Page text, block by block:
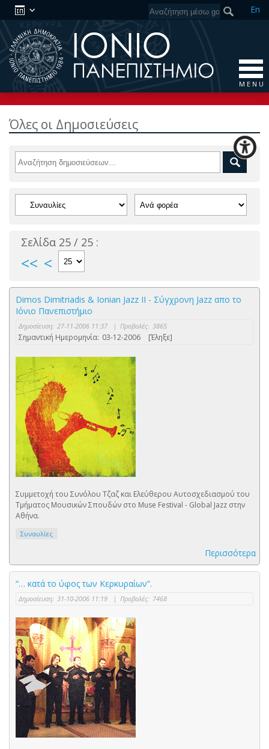
En
M E N U
Όλες οι Δημοσιεύσεις
Σελίδα 25 / 25 :
<< <
Dimos Dimitriadis & Ionian Jazz II - Σύγχρονη Jazz απο το
Ιόνιο Πανεπιστήμιο
Δημοσίευση: 27-11-2006 11:37 | Προβολές: 3865
Σημαντική Ημερομηνία: 03-12-2006 [Έληξε]
Συμμετοχή του Συνόλου Τζαζ και Ελεύθερου Αυτοσχεδιασμού του
Τμήματος Μουσικών Σπουδών στο Muse Festival - Global Jazz στην
Αθήνα.
Συναυλίες
Περισσότερα
“… κατά το ύφος των Κερκυραίων”.
Δημοσίευση: 31-10-2006 11:19 | Προβολές: 7468